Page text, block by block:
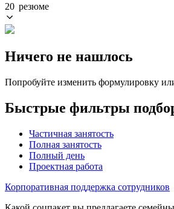
20 резюме
Ничего не нашлось
Попробуйте изменить формулировку
Быстрые фильтры
Частичная занятость
Полная занятость
Полный день
Проектная работа
Корпоративная поддержка сотрудников